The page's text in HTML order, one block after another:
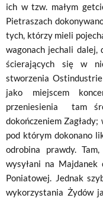
ich w tzw. małym
Pietraszach
tych, którzy mieli
wagonach jechali dalej,
ścierających się w
stworzenia Ostindustrie
jako miejscem
przeniesienia tam
dokończeniem Zagłady;
pod którym dokonano
odrobina prawdy.
wysyłani na
Poniatowej. Jednak
wykorzystania Żydów